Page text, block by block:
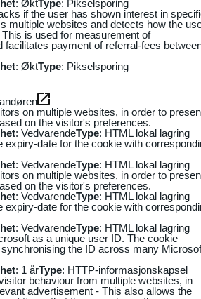
: ØktType: Pikselsporing
if the user has shown interest in
multiple websites and detects how the
is used for measurement of
facilitates payment of referral-fees
: ØktType: Pikselsporing
on multiple websites, in order to
on the visitor's preferences.
: VedvarendeType: HTML lokal lagring
expiry-date for the cookie with
: VedvarendeType: HTML lokal lagring
on multiple websites, in order to
on the visitor's preferences.
: VedvarendeType: HTML lokal lagring
expiry-date for the cookie with
: VedvarendeType: HTML lokal lagring
as a unique user ID. The cookie
the ID across many
: 1 årType: HTTP-informasjonskapsel
behaviour from multiple websites, in
advertisement - This also allows the